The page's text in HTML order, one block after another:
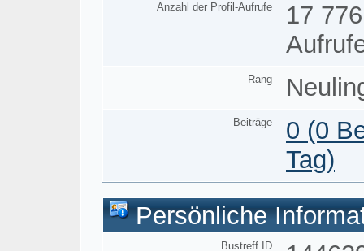
Anzahl der Profil-Aufrufe
17
Rang
Beiträge
0 (0
Tag)
Persönliche
Bustreff ID